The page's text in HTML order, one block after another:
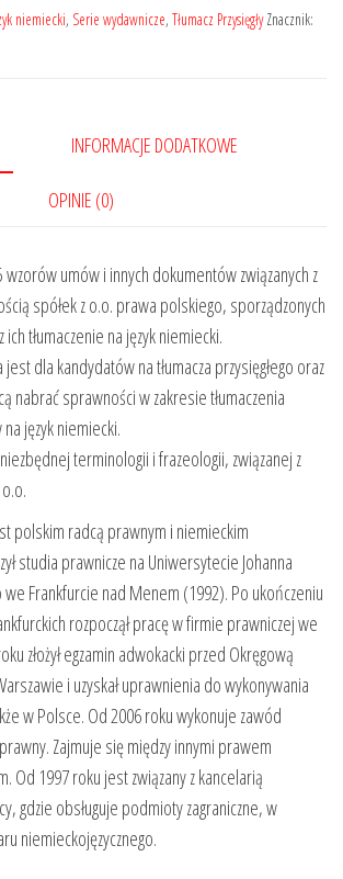
niemiecki, Serie wydawnicze, Tłumacz Przysięgły Znacznik:
INFORMACJE DODATKOWE
OPINIE (0)
wzorów umów i innych dokumentów związanych z
spółek z o.o. prawa polskiego, sporządzonych
tłumaczenie na język niemiecki.
jest dla kandydatów na tłumacza przysięgłego oraz
nabrać sprawności w zakresie tłumaczenia
język niemiecki.
terminologii i frazeologii, związanej z
polskim radcą prawnym i niemieckim
studia prawnicze na Uniwersytecie Johanna
Frankfurcie nad Menem (1992). Po ukończeniu
rozpoczął pracę w firmie prawniczej we
złożył egzamin adwokacki przed Okręgową
i uzyskał uprawnienia do wykonywania
w Polsce. Od 2006 roku wykonuje zawód
Zajmuje się między innymi prawem
Od 1997 roku jest związany z kancelarią
gdzie obsługuje podmioty zagraniczne, w
niemieckojęzycznego.